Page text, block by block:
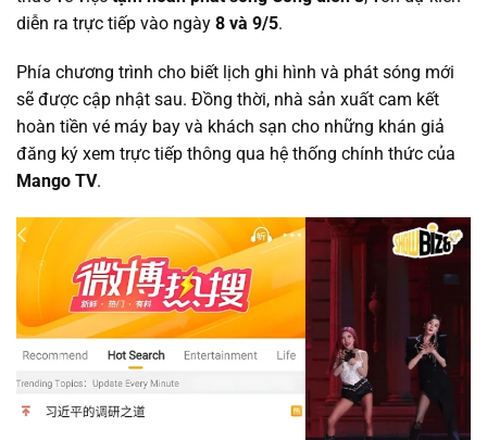
diễn ra trực tiếp vào ngày 8 và 9/5.
Phía chương trình cho biết lịch ghi hình và phát sóng mới
sẽ được cập nhật sau. Đồng thời, nhà sản xuất cam kết
hoàn tiền vé máy bay và khách sạn cho những khán giả
đăng ký xem trực tiếp thông qua hệ thống chính thức của
Mango TV.